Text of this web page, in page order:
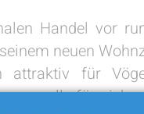
Handel vor
neuen
attraktiv für
für sich